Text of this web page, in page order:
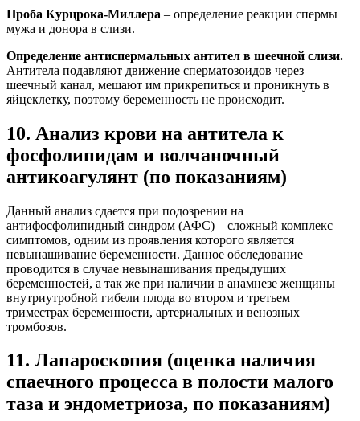
Проба Курцрока-Миллера – определение реакции спермы
мужа и донора в слизи.
Определение антиспермальных антител в шеечной слизи.
Антитела подавляют движение сперматозоидов через
шеечный канал, мешают им прикрепиться и проникнуть в
яйцеклетку, поэтому беременность не происходит.
10. Анализ крови на антитела к
фосфолипидам и волчаночный
антикоагулянт (по показаниям)
Данный анализ сдается при подозрении на
антифосфолипидный синдром (АФС) – сложный комплекс
симптомов, одним из проявления которого является
невынашивание беременности. Данное обследование
проводится в случае невынашивания предыдущих
беременностей, а так же при наличии в анамнезе женщины
внутриутробной гибели плода во втором и третьем
триместрах беременности, артериальных и венозных
тромбозов.
11. Лапароскопия (оценка наличия
спаечного процесса в полости малого
таза и эндометриоза, по показаниям)